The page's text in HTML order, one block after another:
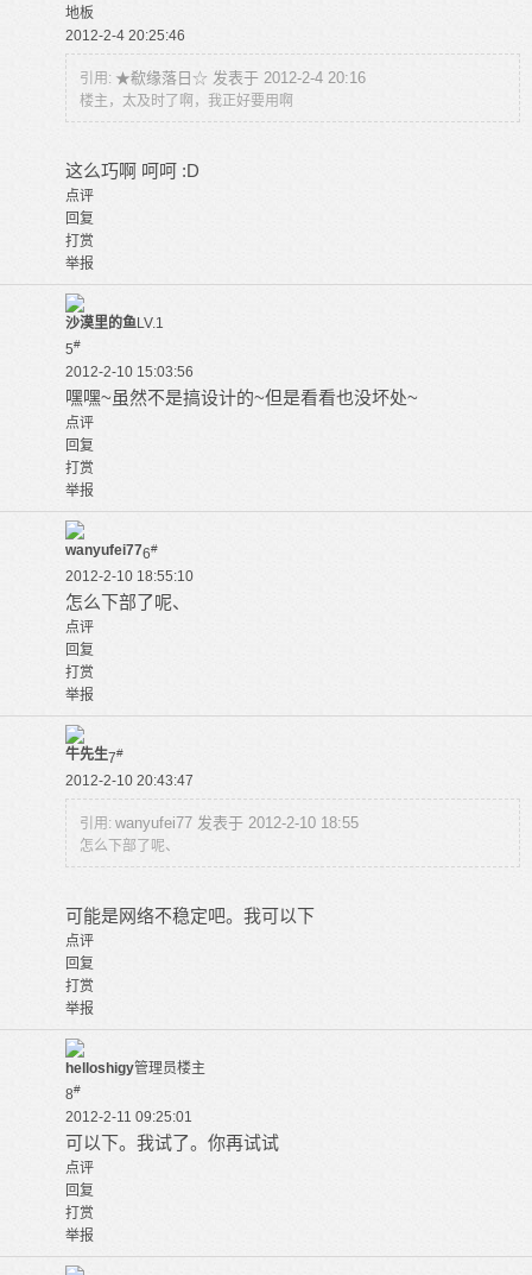
地板
2012-2-4 20:25:46
引用: ★欷缘落日☆ 发表于 2012-2-4 20:16
楼主，太及时了啊，我正好要用啊
这么巧啊 呵呵 :D
点评
回复
打赏
举报
沙漠里的鱼LV.1
5#
2012-2-10 15:03:56
嘿嘿~虽然不是搞设计的~但是看看也没坏处~
点评
回复
打赏
举报
wanyufei776#
2012-2-10 18:55:10
怎么下部了呢、
点评
回复
打赏
举报
牛先生7#
2012-2-10 20:43:47
引用: wanyufei77 发表于 2012-2-10 18:55
怎么下部了呢、
可能是网络不稳定吧。我可以下
点评
回复
打赏
举报
helloshigy管理员楼主
8#
2012-2-11 09:25:01
可以下。我试了。你再试试
点评
回复
打赏
举报